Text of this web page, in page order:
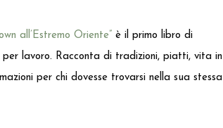
all’Estremo Oriente” è il primo libro di
lavoro. Racconta di tradizioni, piatti, vita in
per chi dovesse trovarsi nella sua stessa